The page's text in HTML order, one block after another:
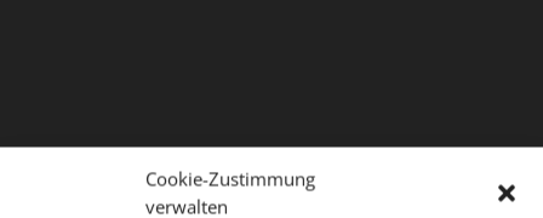
Cookie-Zustimmung
verwalten